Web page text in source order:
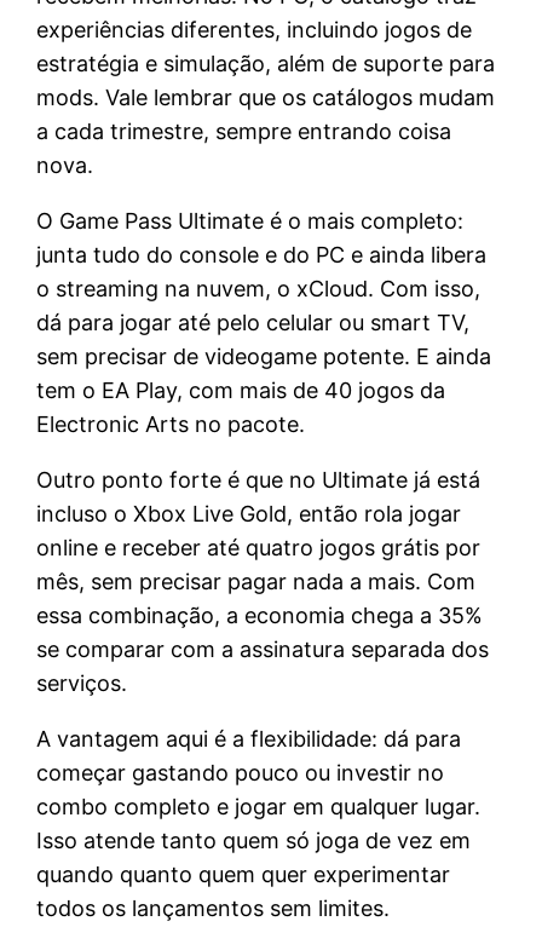
experiências diferentes, incluindo jogos de
estratégia e simulação, além de suporte para
mods. Vale lembrar que os catálogos mudam
a cada trimestre, sempre entrando coisa
nova.
O Game Pass Ultimate é o mais completo:
junta tudo do console e do PC e ainda libera
o streaming na nuvem, o xCloud. Com isso,
dá para jogar até pelo celular ou smart TV,
sem precisar de videogame potente. E ainda
tem o EA Play, com mais de 40 jogos da
Electronic Arts no pacote.
Outro ponto forte é que no Ultimate já está
incluso o Xbox Live Gold, então rola jogar
online e receber até quatro jogos grátis por
mês, sem precisar pagar nada a mais. Com
essa combinação, a economia chega a 35%
se comparar com a assinatura separada dos
serviços.
A vantagem aqui é a flexibilidade: dá para
começar gastando pouco ou investir no
combo completo e jogar em qualquer lugar.
Isso atende tanto quem só joga de vez em
quando quanto quem quer experimentar
todos os lançamentos sem limites.